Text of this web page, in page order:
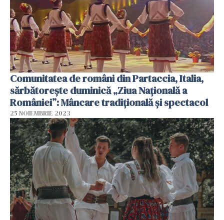
Comunitatea de români din Partaccia, Italia,
sărbătorește duminică „Ziua Națională a
României”: Mâncare tradițională și spectacol
25 NOIEMBRIE 2023